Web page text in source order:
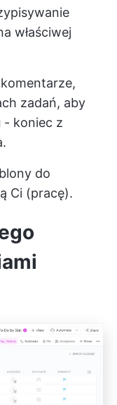
właściwej
zadań, aby
- koniec z
do
Ci (pracę).